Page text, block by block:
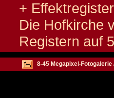
+
Die Hofkirche
Registern auf
8-45 Megapixel-Fotogalerie